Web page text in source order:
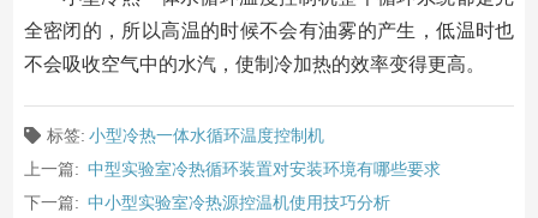
全密闭的，所以高温的时候不会有油雾的产生，低温时也
不会吸收空气中的水汽，使制冷加热的效率变得更高。
标签: 小型冷热一体水循环温度控制机
上一篇: 中型实验室冷热循环装置对安装环境有哪些要求
下一篇: 中小型实验室冷热源控温机使用技巧分析